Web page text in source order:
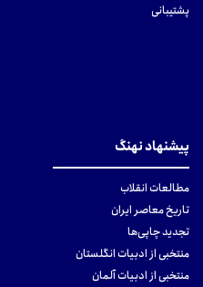
پشتیبانی
پیشنهاد نهنگ
مطالعات انقلاب
تاریخ معاصر ایران
تجدید چاپی‌ها
منتخبی از ادبیات انگلستان
منتخبی از ادبیات آلمان